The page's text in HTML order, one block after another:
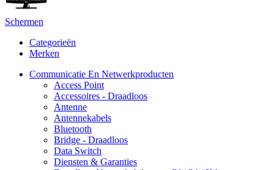
Schermen
Categorieën
Merken
Communicatie En Netwerkproducten
Access Point
Accessoires - Draadloos
Antenne
Antennekabels
Bluetooth
Bridge - Draadloos
Data Switch
Diensten & Garanties